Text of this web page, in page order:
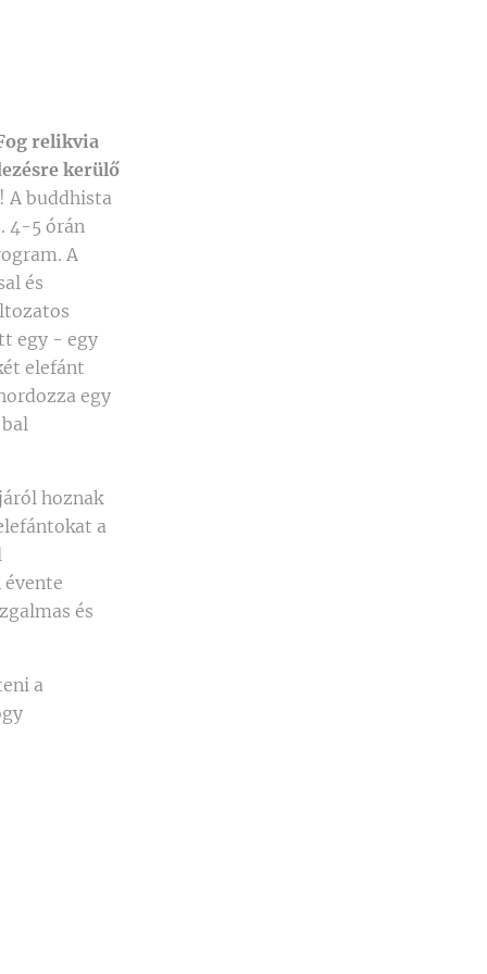
relikvia
kerülő
A buddhista
4-5 órán
A
és
egy - egy
elefánt
egy
hoznak
a
és
a